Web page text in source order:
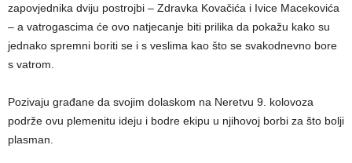
zapovjednika dviju postrojbi – Zdravka Kovačića i Ivice Macekovića
– a vatrogascima će ovo natjecanje biti prilika da pokažu kako su
jednako spremni boriti se i s veslima kao što se svakodnevno bore
s vatrom.
Pozivaju građane da svojim dolaskom na Neretvu 9. kolovoza
podrže ovu plemenitu ideju i bodre ekipu u njihovoj borbi za što bolji
plasman.